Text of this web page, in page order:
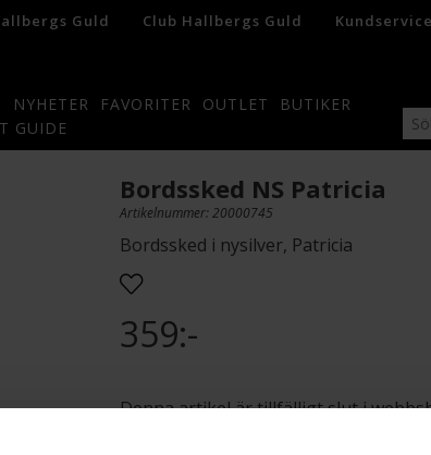
Guld Club Hallbergs Guld Kundservice
NYHETER FAVORITER OUTLET
BUTIKER
GUIDE
Bordssked NS Patricia
Artikelnummer: 20000745
Bordssked i nysilver, Patricia
359:-
Denna artikel är tillfälligt slut i